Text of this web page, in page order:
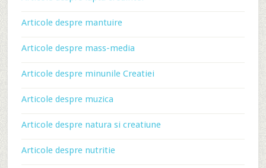
Articole despre mantuire
Articole despre mass-media
Articole despre minunile Creatiei
Articole despre muzica
Articole despre natura si creatiune
Articole despre nutritie